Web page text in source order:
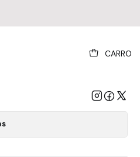
CARRO
Of Pretty Odd